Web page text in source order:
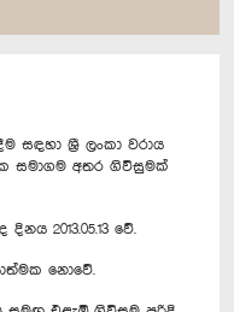
ශ්‍රී ලංකා වරාය
සමාගම අතර ගිවිසුමක්
වේ.
නොවේ.